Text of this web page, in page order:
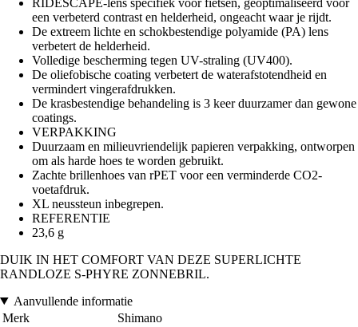
RIDESCAPE-lens specifiek voor fietsen, geoptimaliseerd voor
een verbeterd contrast en helderheid, ongeacht waar je rijdt.
De extreem lichte en schokbestendige polyamide (PA) lens
verbetert de helderheid.
Volledige bescherming tegen UV-straling (UV400).
De oliefobische coating verbetert de waterafstotendheid en
vermindert vingerafdrukken.
De krasbestendige behandeling is 3 keer duurzamer dan gewone
coatings.
VERPAKKING
Duurzaam en milieuvriendelijk papieren verpakking, ontworpen
om als harde hoes te worden gebruikt.
Zachte brillenhoes van rPET voor een verminderde CO2-
voetafdruk.
XL neussteun inbegrepen.
REFERENTIE
23,6 g
DUIK IN HET COMFORT VAN DEZE SUPERLICHTE
RANDLOZE S-PHYRE ZONNEBRIL.
Aanvullende informatie
Merk
Shimano